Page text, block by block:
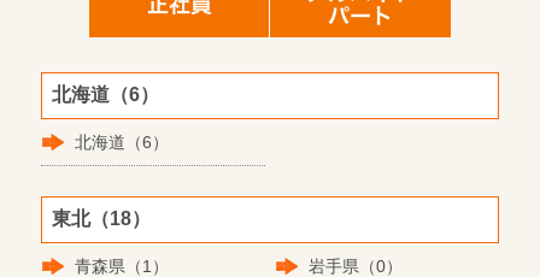
北海道（6）
北海道（6）
東北（18）
青森県（1） 岩手県（0）